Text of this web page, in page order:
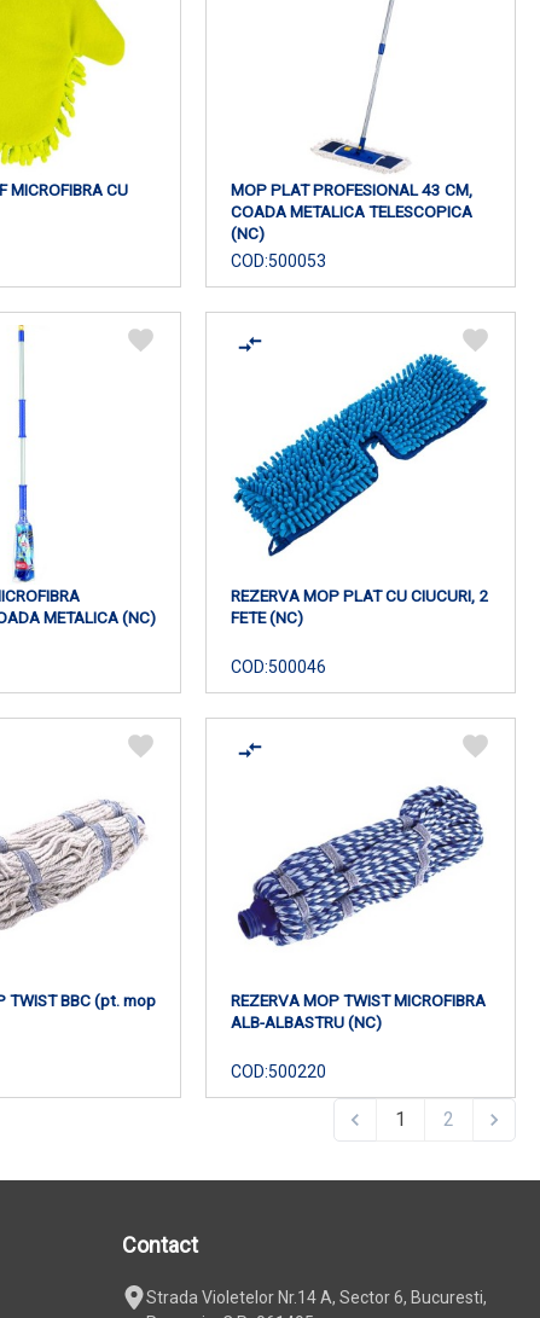
MICROFIBRA CU
MOP PLAT PROFESIONAL 43 CM,
COADA METALICA TELESCOPICA
(NC)
COD:500053
METALICA (NC)
REZERVA MOP PLAT CU CIUCURI, 2
FETE (NC)
COD:500046
TWIST BBC (pt. mop
REZERVA MOP TWIST MICROFIBRA
ALB-ALBASTRU (NC)
COD:500220
1 2
Contact
Strada Violetelor Nr.14 A, Sector 6, Bucuresti,